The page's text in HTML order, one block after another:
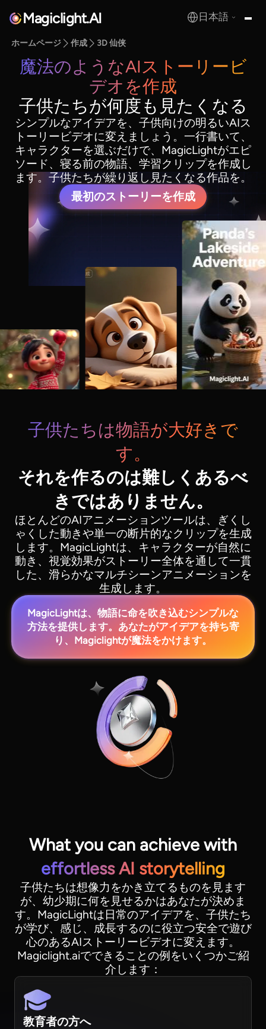
Magiclight.AI
View all tools
日本語
ホームページ 作成 3D 仙侠
魔法のようなAIストーリービ
デオを作成
子供たちが何度も見たくなる
シンプルなアイデアを、子供向けの明るいAIス
トーリービデオに変えましょう。一行書いて、
キャラクターを選ぶだけで、MagicLightがエピ
ソード、寝る前の物語、学習クリップを作成し
ます。子供たちが繰り返し見たくなる作品を。
最初のストーリーを作成
子供たちは物語が大好きで
す。
それを作るのは難しくあるべ
きではありません。
ほとんどのAIアニメーションツールは、ぎくし
ゃくした動きや単一の断片的なクリップを生成
します。MagicLightは、キャラクターが自然に
動き、視覚効果がストーリー全体を通して一貫
した、滑らかなマルチシーンアニメーションを
生成します。
MagicLightは、物語に命を吹き込むシンプルな
方法を提供します。あなたがアイデアを持ち寄
り、Magiclightが魔法をかけます。
What you can achieve with
effortless AI storytelling
子供たちは想像力をかき立てるものを見ます
が、幼少期に何を見せるかはあなたが決めま
す。MagicLightは日常のアイデアを、子供たち
が学び、感じ、成長するのに役立つ安全で遊び
心のあるAIストーリービデオに変えます。
Magiclight.aiでできることの例をいくつかご紹
介します：
教育者の方へ